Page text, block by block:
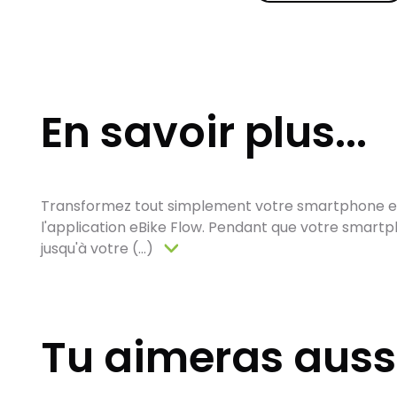
En savoir plus...
Transformez tout simplement votre smartphone
l'application eBike Flow. Pendant que votre
jusqu'à votre (...)
Tu aimeras